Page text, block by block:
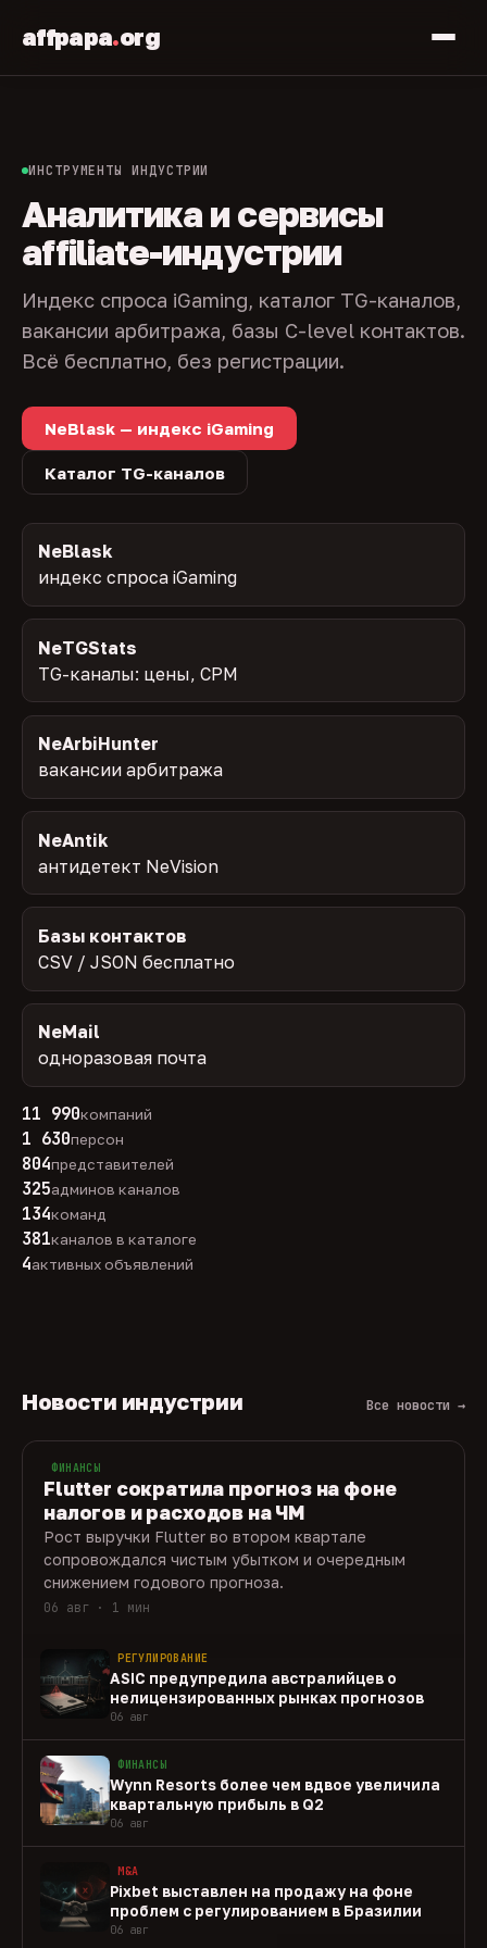
affpapa.org
ИНСТРУМЕНТЫ ИНДУСТРИИ
Аналитика и сервисы
affiliate-индустрии
Индекс спроса iGaming, каталог TG-каналов,
вакансии арбитража, базы C-level контактов.
Всё бесплатно, без регистрации.
NeBlask — индекс iGaming
Каталог TG-каналов
NeBlask
индекс спроса iGaming
NeTGStats
TG-каналы: цены, CPM
NeArbiHunter
вакансии арбитража
NeAntik
антидетект NeVision
Базы контактов
CSV / JSON бесплатно
NeMail
одноразовая почта
11 990компаний
1 630персон
804представителей
325админов каналов
134команд
381каналов в каталоге
4активных объявлений
Новости индустрии Все новости →
ФИНАНСЫ
Flutter сократила прогноз на фоне
налогов и расходов на ЧМ
Рост выручки Flutter во втором квартале
сопровождался чистым убытком и очередным
снижением годового прогноза.
06 авг · 1 мин
РЕГУЛИРОВАНИЕ
ASIC предупредила австралийцев о
нелицензированных рынках прогнозов
06 авг
ФИНАНСЫ
Wynn Resorts более чем вдвое увеличила
квартальную прибыль в Q2
06 авг
M&A
Pixbet выставлен на продажу на фоне
проблем с регулированием в Бразилии
06 авг